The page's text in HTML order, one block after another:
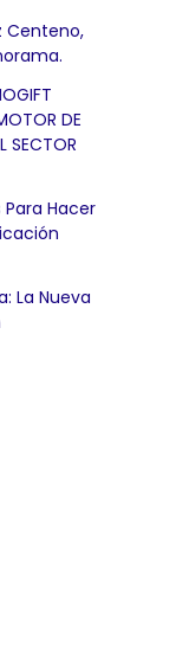
Centeno,
DE
SECTOR
Para Hacer
La Nueva